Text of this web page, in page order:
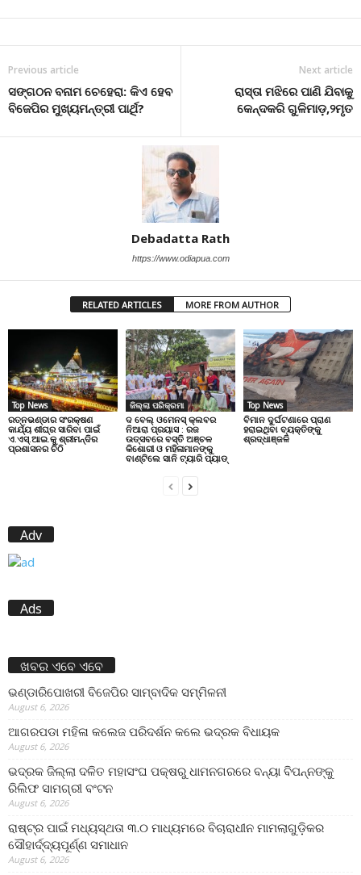
Previous article
ସଙ୍ଗଠନ ବନାମ ଚେହେରା: କିଏ ହେବ
ବିଜେପିର ମୁଖ୍ୟମନ୍ତ୍ରୀ ପାର୍ଥି?
Next article
ରାସ୍ତା ମଝିରେ ପାଣି ଯିବାକୁ
କେନ୍ଦକରି ଗୁଳିମାଡ଼,୨ମୃତ
Debadatta Rath
https://www.odiapua.com
RELATED ARTICLES MORE FROM AUTHOR
Top News
ରତ୍ନଭଣ୍ଡାର ସଂରକ୍ଷଣ
କାର୍ଯ୍ୟ ଶୀଘ୍ର ସାରିବା ପାଇଁ
ଏ.ଏସ୍.ଆଇ.କୁ ଶ୍ରୀମନ୍ଦିର
ପ୍ରଶାସନର ଚିଠି
ଜିଲ୍ଲା ପରିକ୍ରମା
ଦ ବେଲ୍ ଓମେନସ୍ କ୍ଲବର
ନିଆରା ପ୍ରୟାସ : ରଜ
ଉତ୍ସବରେ ବସ୍ତି ଅଞ୍ଚଳ
କିଶୋରୀ ଓ ମହିଳାମାନଙ୍କୁ
ବାଣ୍ଟିଲେ ସାନି ଟ୍ୟାରି ପ୍ୟାଡ୍
Top News
ବିମାନ ଦୁର୍ଘଟଣାରେ ପ୍ରାଣ
ହରାଇଥିବା ବ୍ୟକ୍ତିଙ୍କୁ
ଶ୍ରଦ୍ଧାଞ୍ଜଳି
Adv
Ads
ଖବର ଏବେ ଏବେ
ଭଣ୍ଡାରିପୋଖରୀ ବିଜେପିର ସାମ୍ବାଦିକ ସମ୍ମିଳନୀ
August 6, 2026
ଆଗରପଡା ମହିଳା କଲେଜ ପରିଦର୍ଶନ କଲେ ଭଦ୍ରକ ବିଧାୟକ
August 6, 2026
ଭଦ୍ରକ ଜିଲ୍ଲା ଦଳିତ ମହାସଂଘ ପକ୍ଷରୁ ଧାମନଗରରେ ବନ୍ୟା ବିପନ୍ନଙ୍କୁ
ରିଲିଫ ସାମଗ୍ରୀ ବଂଟନ
August 6, 2026
ରାଷ୍ଟ୍ର ପାଇଁ ମଧ୍ୟସ୍ଥତା ୩.୦ ମାଧ୍ୟମରେ ବିଚାରାଧୀନ ମାମଲାଗୁଡ଼ିକର
ସୌହାର୍ଦ୍ଦ୍ୟପୂର୍ଣ୍ଣ ସମାଧାନ
August 6, 2026